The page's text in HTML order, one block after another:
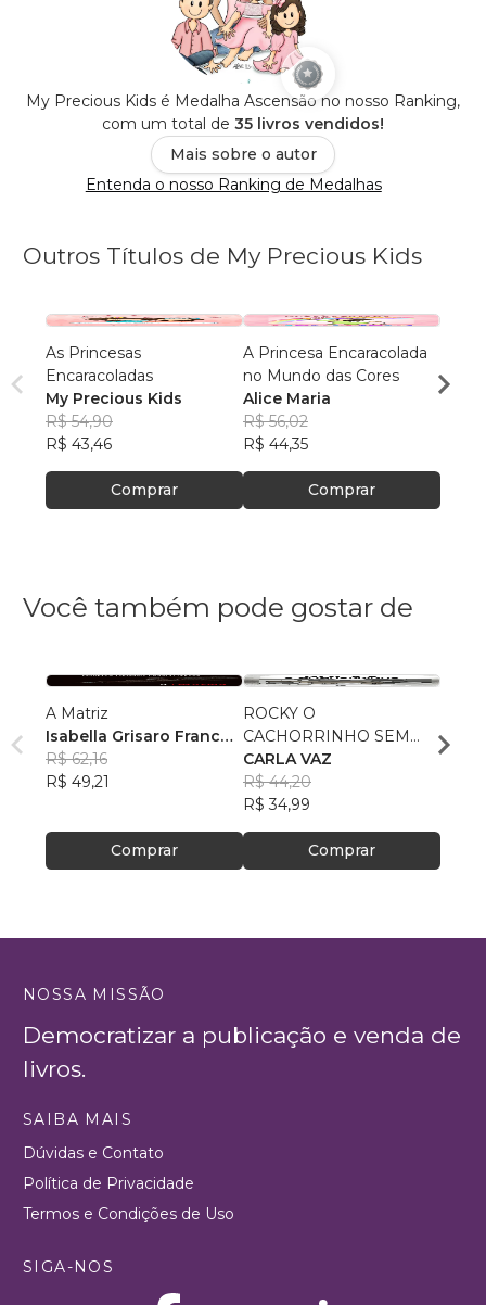
My Precious Kids é Medalha Ascensão no nosso Ranking,
com um total de 35 livros vendidos!
Mais sobre o autor
Entenda o nosso Ranking de Medalhas
Outros Títulos de My Precious Kids
As Princesas
Encaracoladas
My Precious Kids
R$ 54,90
R$ 43,46
Comprar
A Princesa Encaracolada
no Mundo das Cores
Alice Maria
R$ 56,02
R$ 44,35
Comprar
Você também pode gostar de
A Matriz
Isabella Grisaro Franco
Neves
R$ 62,16
R$ 49,21
Comprar
ROCKY O
CACHORRINHO SEM
NOME
CARLA VAZ
R$ 44,20
R$ 34,99
Comprar
NOSSA MISSÃO
Democratizar a publicação e venda de
livros.
SAIBA MAIS
Dúvidas e Contato
Política de Privacidade
Termos e Condições de Uso
SIGA-NOS